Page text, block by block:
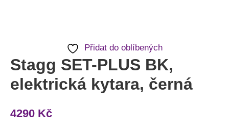
Přidat do oblíbených
Stagg SET-PLUS BK,
elektrická kytara, černá
4290 Kč